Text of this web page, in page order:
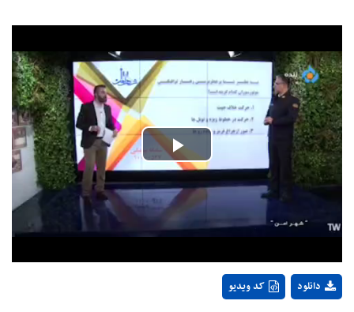
Play
Video
کد ویدیو دانلود